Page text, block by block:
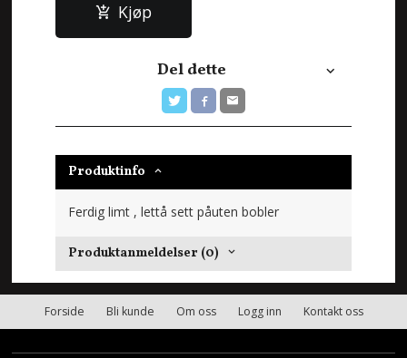
Kjøp
Del dette
Produktinfo
Ferdig limt , lettå sett påuten bobler
Produktanmeldelser (0)
Forside Bli kunde Om oss Logg inn Kontakt oss